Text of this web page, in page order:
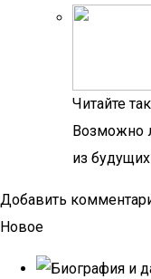
Читайте
Возможно
из
Добавить
Новое